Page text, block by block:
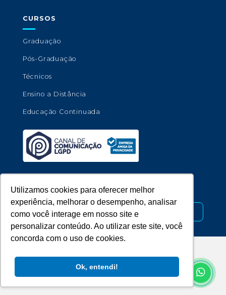
Utilizamos cookies para oferecer melhor
experiência, melhorar o desempenho, analisar
como você interage em nosso site e
personalizar conteúdo. Ao utilizar este site, você
concorda com o uso de cookies.
Ok, entendi!
CURSOS
Graduação
Pós-Graduação
Técnicos
Ensino a Distância
Educação Continuada
Desenvolvido por